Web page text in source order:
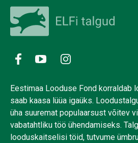
Eestimaa Looduse Fond korraldab
saab kaasa lüüa igaüks.
üha suuremat populaarsust võitev
vabatahtliku töö ühendamiseks.
looduskaitselisi töid, tutvume